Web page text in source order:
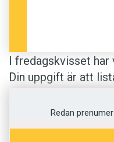
I fredagskvisset
Din uppgift är att
Akademiens ordlista
Redan